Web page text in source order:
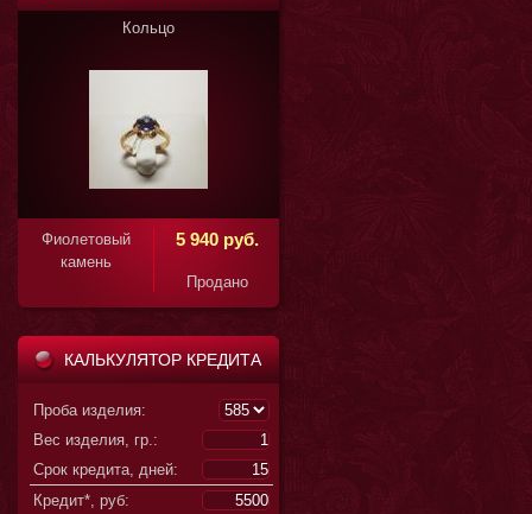
Фиолетовый
Продано
11 850 руб.
КАЛЬКУЛЯТОР КРЕДИТА
Проба изделия:
Вес изделия, гр.:
Срок кредита, дней:
Кредит*, руб: